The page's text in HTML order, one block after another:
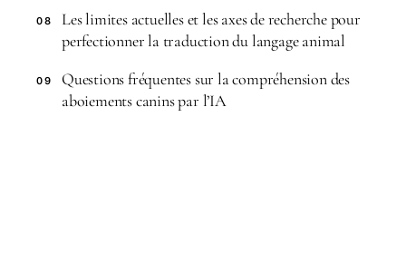
08
Les limites actuelles et les axes de recherche pour
perfectionner la traduction du langage animal
09
Questions fréquentes sur la compréhension des
aboiements canins par l’IA